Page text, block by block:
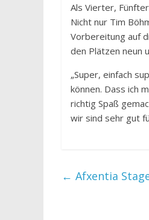
Als Vierter,
Nicht nur Tim
Vorbereitung auf
den Plätzen neun
„Super, einfach
können. Dass ich
richtig Spaß
wir sind sehr gut
← Afxentia